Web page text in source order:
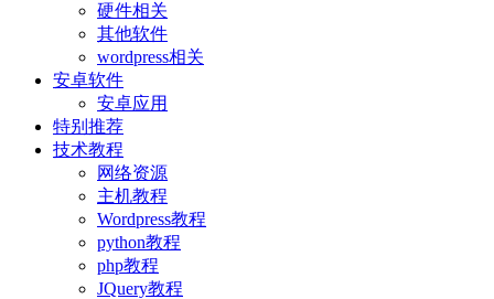
硬件相关
其他软件
wordpress相关
安卓软件
安卓应用
特别推荐
技术教程
网络资源
主机教程
Wordpress教程
python教程
php教程
JQuery教程